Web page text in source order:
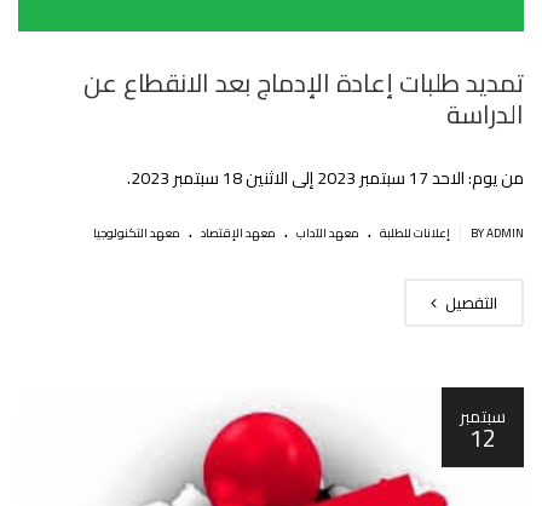
تمديد طلبات إعادة الإدماج بعد الانقطاع عن
الدراسة
من يوم: الاحد 17 سبتمبر 2023 إلى الاثنين 18 سبتمبر 2023.
BY ADMIN إعلانات للطلبة . معهد الآداب . معهد الإقتصاد . معهد التكنولوجيا
التفصيل
سبتمبر
12